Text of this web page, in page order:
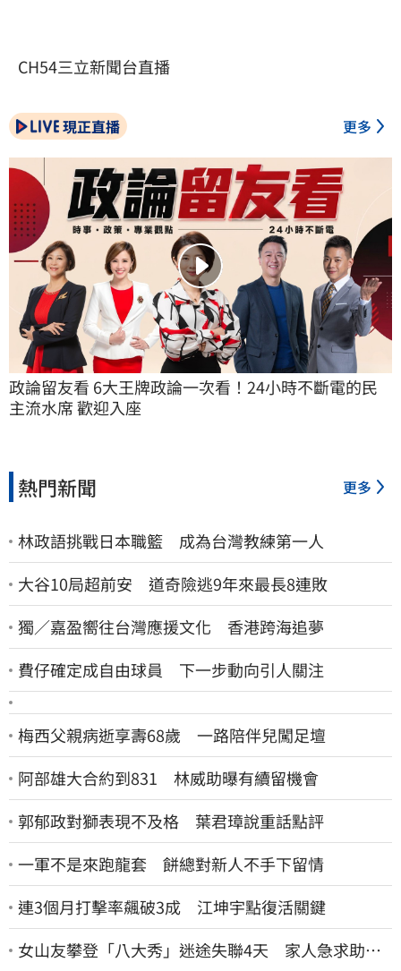
CH54三立新聞台直播
現正直播 更多
政論留友看 6大王牌政論一次看！24小時不斷電的民
主流水席 歡迎入座
熱門新聞 更多
林政語挑戰日本職籃 成為台灣教練第一人
大谷10局超前安 道奇險逃9年來最長8連敗
獨／嘉盈嚮往台灣應援文化 香港跨海追夢
費仔確定成自由球員 下一步動向引人關注
梅西父親病逝享壽68歲 一路陪伴兒闖足壇
阿部雄大合約到831 林威助曝有續留機會
郭郁政對獅表現不及格 葉君璋說重話點評
一軍不是來跑龍套 餅總對新人不手下留情
連3個月打擊率飆破3成 江坤宇點復活關鍵
女山友攀登「八大秀」迷途失聯4天 家人急求助：